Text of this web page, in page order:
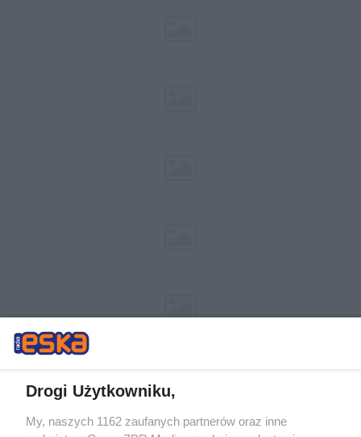
Drogi Użytkowniku,
My, naszych 1162 zaufanych partnerów oraz inne